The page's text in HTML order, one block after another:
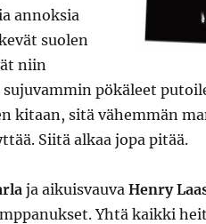
annoksia
suolen
niin
pökäleet
kitaan, sitä vähemmän
Siitä alkaa jopa pitää.
ja aikuisvauva Henry
Yhtä kaikki